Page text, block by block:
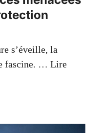
s’éveille, la
fascine. … Lire